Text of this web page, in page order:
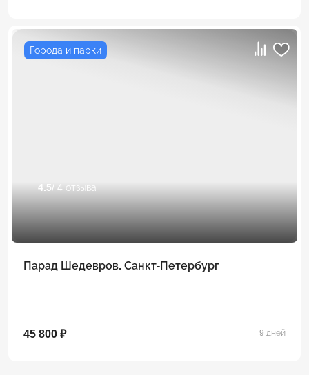
Города и парки
4.5/ 4 отзыва
Парад Шедевров. Санкт-Петербург
45 800 ₽ 9 дней